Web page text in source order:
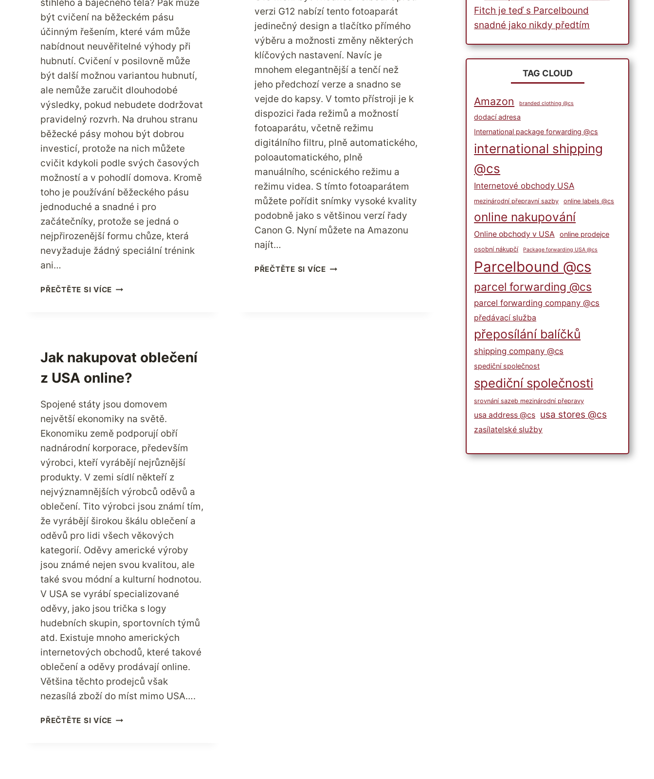
štíhlého a báječného těla? Pak může
být cvičení na běžeckém pásu
účinným řešením, které vám může
nabídnout neuvěřitelné výhody při
hubnutí. Cvičení v posilovně může
být další možnou variantou hubnutí,
ale nemůže zaručit dlouhodobé
výsledky, pokud nebudete dodržovat
pravidelný rozvrh. Na druhou stranu
běžecké pásy mohou být dobrou
investicí, protože na nich můžete
cvičit kdykoli podle svých časových
možností a v pohodlí domova. Kromě
toho je používání běžeckého pásu
jednoduché a snadné i pro
začátečníky, protože se jedná o
nejpřirozenější formu chůze, která
nevyžaduje žádný speciální trénink
ani…
PŘEČTĚTE SI VÍCE LETOS
Z
BĚŽECKÝCH
verzi G12 nabízí tento fotoaparát
jedinečný design a tlačítko přímého
výběru a možnosti změny některých
klíčových nastavení. Navíc je
mnohem elegantnější a tenčí než
jeho předchozí verze a snadno se
vejde do kapsy. V tomto přístroji je k
dispozici řada režimů a možností
fotoaparátu, včetně režimu
digitálního filtru, plně automatického,
poloautomatického, plně
manuálního, scénického režimu a
režimu videa. S tímto fotoaparátem
můžete pořídit snímky vysoké kvality
podobně jako s většinou verzí řady
Canon G. Nyní můžete na Amazonu
najít…
PŘEČTĚTE SI VÍCEPROČ
Jak nakupovat oblečení
z USA online?
Spojené státy jsou domovem
největší ekonomiky na světě.
Ekonomiku země podporují obří
nadnárodní korporace, především
výrobci, kteří vyrábějí nejrůznější
produkty. V zemi sídlí někteří z
nejvýznamnějších výrobců oděvů a
oblečení. Tito výrobci jsou známí tím,
že vyrábějí širokou škálu oblečení a
oděvů pro lidi všech věkových
kategorií. Oděvy americké výroby
jsou známé nejen svou kvalitou, ale
také svou módní a kulturní hodnotou.
V USA se vyrábí specializované
oděvy, jako jsou trička s logy
hudebních skupin, sportovních týmů
atd. Existuje mnoho amerických
internetových obchodů, které takové
oblečení a oděvy prodávají online.
Většina těchto prodejců však
nezasílá zboží do míst mimo USA….
PŘEČTĚTE SI VÍCE JAK
Fitch je teď s Parcelbound
snadné jako nikdy předtím
TAG CLOUD
Amazon branded clothing @cs
dodací adresa
International package forwarding @cs
international shipping
@cs
Internetové obchody USA
mezinárodní přepravní sazby online labels @cs
online nakupování
Online obchody v USA online prodejce
osobní nákupčí Package forwarding USA @cs
Parcelbound @cs
parcel forwarding @cs
parcel forwarding company @cs
předávací služba
přeposílání balíčků
shipping company @cs
spediční společnost
spediční společnosti
srovnání sazeb mezinárodní přepravy
usa address @cs usa stores @cs
zasílatelské služby